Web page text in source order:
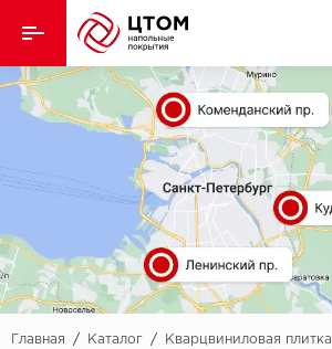
Назад
Кварцвиниловая плитка
Ламинат
Ковролин
Линолеум
Паркет
Главная / Каталог / Кварцвиниловая плитка